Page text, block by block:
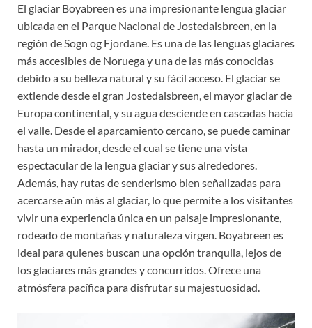
El glaciar Boyabreen es una impresionante lengua glaciar
ubicada en el Parque Nacional de Jostedalsbreen, en la
región de Sogn og Fjordane. Es una de las lenguas glaciares
más accesibles de Noruega y una de las más conocidas
debido a su belleza natural y su fácil acceso. El glaciar se
extiende desde el gran Jostedalsbreen, el mayor glaciar de
Europa continental, y su agua desciende en cascadas hacia
el valle. Desde el aparcamiento cercano, se puede caminar
hasta un mirador, desde el cual se tiene una vista
espectacular de la lengua glaciar y sus alrededores.
Además, hay rutas de senderismo bien señalizadas para
acercarse aún más al glaciar, lo que permite a los visitantes
vivir una experiencia única en un paisaje impresionante,
rodeado de montañas y naturaleza virgen. Boyabreen es
ideal para quienes buscan una opción tranquila, lejos de
los glaciares más grandes y concurridos. Ofrece una
atmósfera pacífica para disfrutar su majestuosidad.